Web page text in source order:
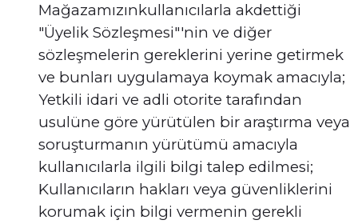
Mağazamızınkullanıcılarla akdettiği
"Üyelik Sözleşmesi"'nin ve diğer
sözleşmelerin gereklerini yerine getirmek
ve bunları uygulamaya koymak amacıyla;
Yetkili idari ve adli otorite tarafından
usulüne göre yürütülen bir araştırma veya
soruşturmanın yürütümü amacıyla
kullanıcılarla ilgili bilgi talep edilmesi;
Kullanıcıların hakları veya güvenliklerini
korumak için bilgi vermenin gerekli